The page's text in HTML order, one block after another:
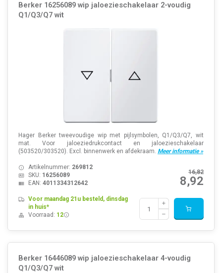
Berker 16256089 wip jaloezieschakelaar 2-voudig
Q1/Q3/Q7 wit
Hager Berker tweevoudige wip met pijlsymbolen, Q1/Q3/Q7, wit
mat. Voor jaloeziedrukcontact en jaloezieschakelaar
(503520/303520). Excl. binnenwerk en afdekraam. Meer informatie »
16,82
8,92
Artikelnummer: 269812
SKU: 16256089
EAN: 4011334312642
Voor maandag 21u besteld, dinsdag
in huis*
Voorraad: 12
Berker 16446089 wip jaloezieschakelaar 4-voudig
Q1/Q3/Q7 wit